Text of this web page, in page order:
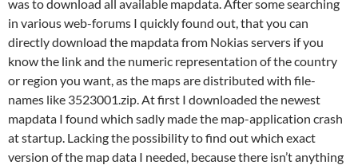
was to download all available mapdata. After some searching
in various web-forums I quickly found out, that you can
directly download the mapdata from Nokias servers if you
know the link and the numeric representation of the country
or region you want, as the maps are distributed with file-
names like 3523001.zip. At first I downloaded the newest
mapdata I found which sadly made the map-application crash
at startup. Lacking the possibility to find out which exact
version of the map data I needed, because there isn’t anything